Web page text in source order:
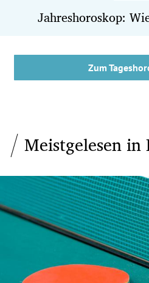
Jahreshoroskop:
Zum
Meistgelesen in